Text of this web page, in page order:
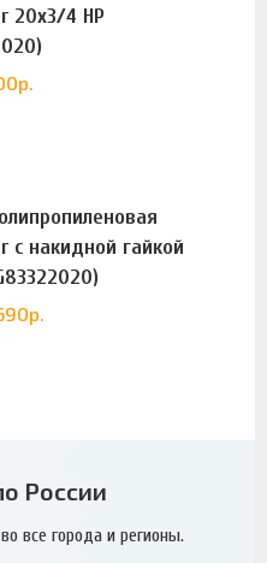
20х3/4 НР
р.
с накидной гайкой
р.
России
все города и регионы.